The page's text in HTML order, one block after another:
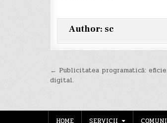
Author: sc
Navigare
în
← Publicitatea programatică:
digital.
HOME SERVICII